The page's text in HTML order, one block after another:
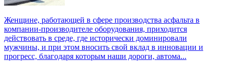
Женщине, работающей в сфере производства асфальта в
компании-производителе оборудования, приходится
действовать в среде, где исторически доминировали
мужчины, и при этом вносить свой вклад в инновации и
прогресс, благодаря которым наши дороги, автома...